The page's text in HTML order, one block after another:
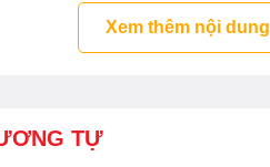
Xem thêm nội dung
TỰ